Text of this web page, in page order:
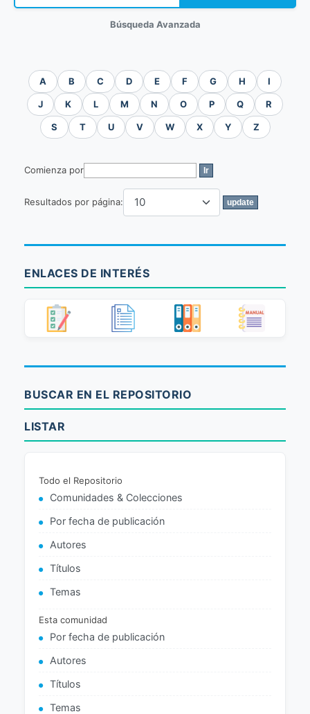
Búsqueda Avanzada
A B C D E F G H I
J K L M N O P Q R
S T U V W X Y Z
Comienza por
Resultados por página:
ENLACES DE INTERÉS
BUSCAR EN EL REPOSITORIO
LISTAR
Todo el Repositorio
Comunidades & Colecciones
Por fecha de publicación
Autores
Títulos
Temas
Esta comunidad
Por fecha de publicación
Autores
Títulos
Temas